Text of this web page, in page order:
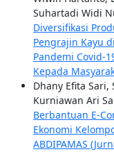
Suhartadi Widi
Diversifikasi
Pengrajin Kayu
Pandemi Covid-
Kepada
Dhany Efita
Kurniawan Ari
Berbantuan E-
Ekonomi
ABDIPAMAS